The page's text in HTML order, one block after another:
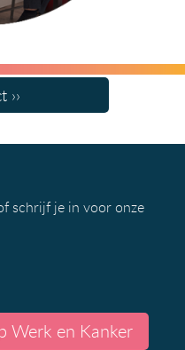
››
schrijf je in voor onze
Werk en Kanker